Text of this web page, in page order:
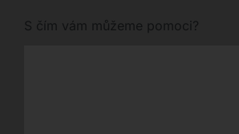
S čím vám můžeme pomoci?